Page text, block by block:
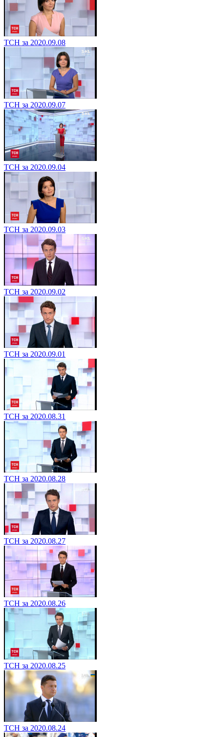
ТСН за 2020.09.08
ТСН за 2020.09.07
ТСН за 2020.09.04
ТСН за 2020.09.03
ТСН за 2020.09.02
ТСН за 2020.09.01
ТСН за 2020.08.31
ТСН за 2020.08.28
ТСН за 2020.08.27
ТСН за 2020.08.26
ТСН за 2020.08.25
ТСН за 2020.08.24